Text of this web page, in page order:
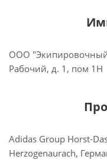
ООО "Экипировочный
Рабочий, д. 1, пом 1Н
Adidas Group Horst-
Herzogenaurach,